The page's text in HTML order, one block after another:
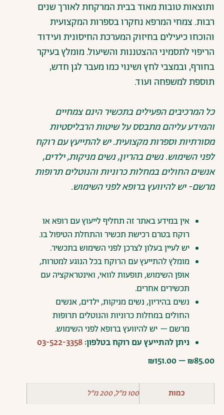
ותוצאות טובות מאוד בבית המרקחת לאורך שנים
רבות. צמחי המרפא נחקרו בספרות המקצועית
והוכחו כיעילים בחיזוק המערכת החיסונית ועידוד
הריפוי לתסמיני ההצטננות והשיעול. מומלץ בעיקר
בחורף, ובמצבי לחץ ושינוי כמו מעבר לגן חדש,
תוספת למשפחה ועוד.
כל המרכיבים הפעילים בתכשיר הינם צמחיים
והמידע עליהם מתבסס על שיטות הרבליסטיות
מסורתיות וספרות מקצועית. יש להתייעץ עם רוקח
לפני השימוש. נשים בהריון, נשים מניקות, ילדים,
אנשים החולים במחלות כרוניות והנוטלים תרופות
מרשם- יש להיוועץ ברופא לפני השימוש.
איןבמידעבאתר זה תחליףלייעוץעם רופאאו
רוקחבטרם רכישת תכשיר והתחלת הטיפולבו.
ישלעייןבעלוןלצרכןלפני השימושבתכשיר.
מומלץלהתייעץעם הרוקחבכל הנוגעלמטרות,
אופן השימוש, תופעותלוואי, ואינטראקציה עם
תכשירים אחרים.
נשים בהיריון, נשים מניקות,ילדים,אנשים
החולים במחלותכרוניות והנוטלים תרופות
מרשם – ישלהיוועץברופאלפני השימוש.
ניתןלהתייעץ עם רוקחבטלפון:03-522-3358
₪85.00
–
₪151.00
כמות 100 מ"ל, 200 מ"ל